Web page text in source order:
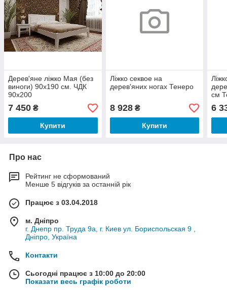
Дерев'яне ліжко Мая (без
виноги) 90х190 см. ЧДК
90х200
7 450 ₴
Купити
Ліжко секвое на
дерев'яних ногах Тенеро
8 928₴
Купити
см
6
Про нас
Рейтинг не сформований
Менше 5 відгуків за останній рік
Працює з 03.04.2018
м. Дніпро
г. Днепр пр. Труда 9а, г. Киев ул. Бориспольская 9 ,
Дніпро, Україна
Контакти
Сьогодні працює з 10:00 до 20:00
Показати весь графік роботи